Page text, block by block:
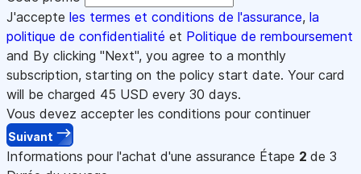
J'accepte les termes et conditions de l'assurance, la
politique de confidentialité et Politique de remboursement
and By clicking "Next", you agree to a monthly
subscription, starting on the policy start date. Your card
will be charged 45 USD every 30 days.
Vous devez accepter les conditions pour continuer
Suivant
Informations pour l'achat d'une assurance Étape 2 de 3